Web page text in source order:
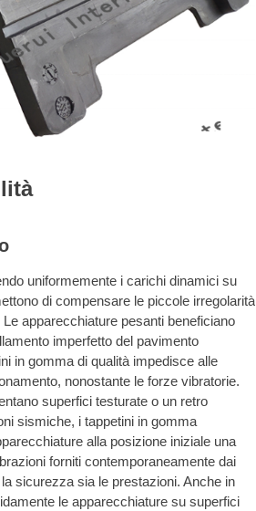
uniformemente i carichi dinamici su
di compensare le piccole irregolarità
apparecchiature pesanti beneficiano
imperfetto del pavimento
in gomma di qualità impedisce alle
nonostante le forze vibratorie.
superfici testurate o un retro
sismiche, i tappetini in gomma
alla posizione iniziale una
forniti contemporaneamente dai
sicurezza sia le prestazioni. Anche in
le apparecchiature su superfici